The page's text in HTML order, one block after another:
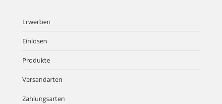
Erwerben
Einlösen
Produkte
Versandarten
Zahlungsarten